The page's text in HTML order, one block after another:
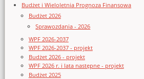
Budżet i Wieloletnia Prognoza Finansowa
Budżet 2026
Sprawozdania - 2026
WPF 2026-2037
WPF 2026-2037 - projekt
Budżet 2026 - projekt
WPF 2026 r. i lata następne - projekt
Budżet 2025